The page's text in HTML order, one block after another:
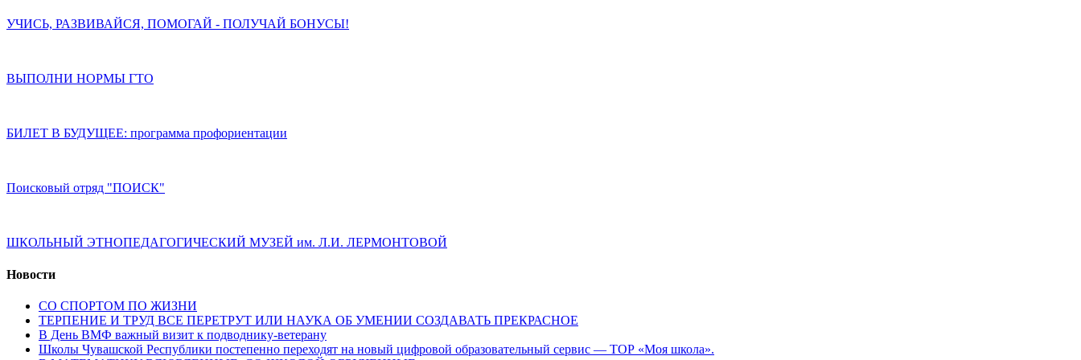
УЧИСЬ, РАЗВИВАЙСЯ, ПОМОГАЙ - ПОЛУЧАЙ БОНУСЫ!
ВЫПОЛНИ НОРМЫ ГТО
БИЛЕТ В БУДУЩЕЕ: программа профориентации
Поисковый отряд "ПОИСК"
ШКОЛЬНЫЙ ЭТНОПЕДАГОГИЧЕСКИЙ МУЗЕЙ им. Л.И. ЛЕРМОНТОВОЙ
Новости
СО СПОРТОМ ПО ЖИЗНИ
ТЕРПЕНИЕ И ТРУД ВСЕ ПЕРЕТРУТ ИЛИ НАУКА ОБ УМЕНИИ СОЗДАВАТЬ ПРЕКРАСНОЕ
В День ВМФ важный визит к подводнику-ветерану
Школы Чувашской Республики постепенно переходят на новый цифровой образовательный сервис — ТОР «Моя школа».